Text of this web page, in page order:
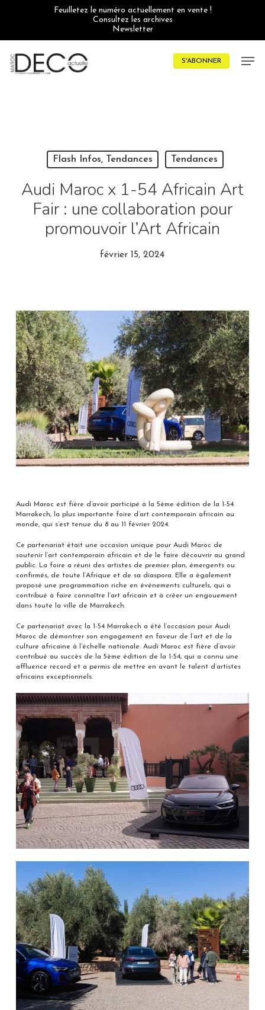
Feuilletez le numéro actuellement en vente !
Consultez les archives
Newsletter
S'ABONNER
Flash Infos, Tendances Tendances
Audi Maroc x 1-54 Africain Art
Fair : une collaboration pour
promouvoir l’Art Africain
février 15, 2024
Audi Maroc est fière d’avoir participé à la 5ème édition de la 1-54
Marrakech, la plus importante foire d’art contemporain africain au
monde, qui s’est tenue du 8 au 11 février 2024.
Ce partenariat était une occasion unique pour Audi Maroc de
soutenir l’art contemporain africain et de le faire découvrir au grand
public. La foire a réuni des artistes de premier plan, émergents ou
confirmés, de toute l’Afrique et de sa diaspora. Elle a également
proposé une programmation riche en événements culturels, qui a
contribué à faire connaître l’art africain et à créer un engouement
dans toute la ville de Marrakech.
Ce partenariat avec la 1-54 Marrakech a été l’occasion pour Audi
Maroc de démontrer son engagement en faveur de l’art et de la
culture africaine à l’échelle nationale. Audi Maroc est fière d’avoir
contribué au succès de la 5ème édition de la 1-54, qui a connu une
affluence record et a permis de mettre en avant le talent d’artistes
africains exceptionnels.